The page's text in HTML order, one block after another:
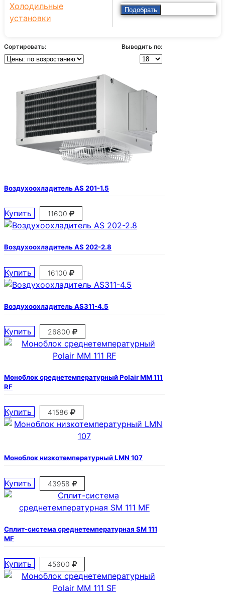
Холодильные
установки
Сортировать: Выводить по:
Воздухоохладитель AS 201-1.5
Купить 11600
Воздухоохладитель AS 202-2.8
Купить 16100
Воздухоохладитель AS311-4.5
Купить 26800
Моноблок среднетемпературный Polair MM 111
RF
Купить 41586
Моноблок низкотемпературный LMN 107
Купить 43958
Сплит-система среднетемпературная SM 111
MF
Купить 45600